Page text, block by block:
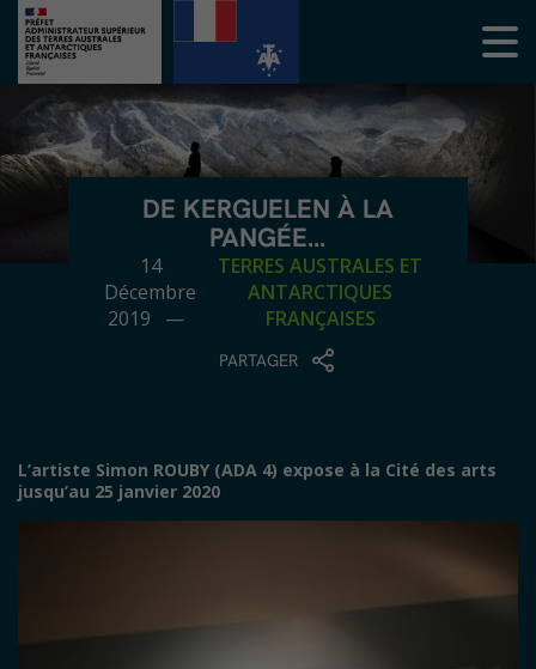
DE KERGUELEN À LA
PANGÉE…
14
Décembre
2019 —
TERRES AUSTRALES ET
ANTARCTIQUES
FRANÇAISES
PARTAGER
L’artiste Simon ROUBY (ADA 4) expose à la Cité des arts
jusqu’au 25 janvier 2020